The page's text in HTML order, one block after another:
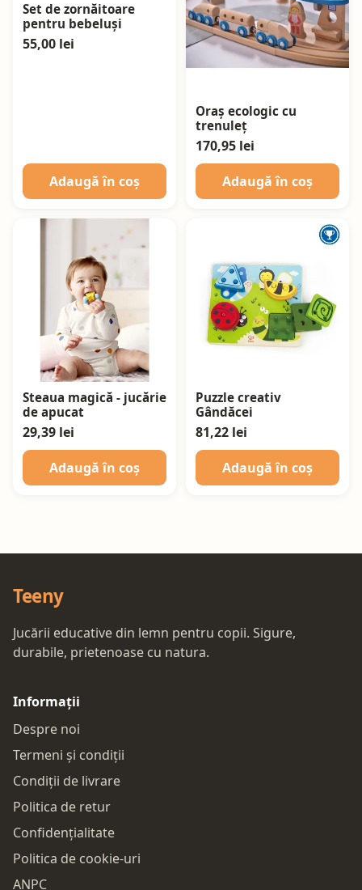
Set de zornăitoare
pentru bebeluși
55,00 lei
Adaugă în coș
Oraș ecologic cu
trenuleț
170,95 lei
Adaugă în coș
Steaua magică - jucărie
de apucat
29,39 lei
Adaugă în coș
Puzzle creativ
Gândăcei
81,22 lei
Adaugă în coș
Teeny
Jucării educative din lemn pentru copii. Sigure,
durabile, prietenoase cu natura.
Informații
Despre noi
Termeni și condiții
Condiții de livrare
Politica de retur
Confidențialitate
Politica de cookie-uri
ANPC